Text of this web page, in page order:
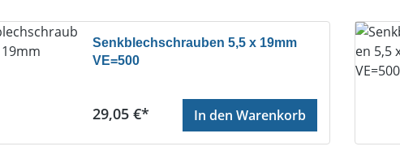
Senkblechschrauben 5,5 x 19mm
VE=500
Regulärer Preis:
29,05 €* In den Warenkorb